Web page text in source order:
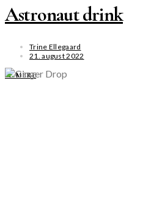
Astronaut drink
Trine Ellegaard
21. august 2022
SE MERE